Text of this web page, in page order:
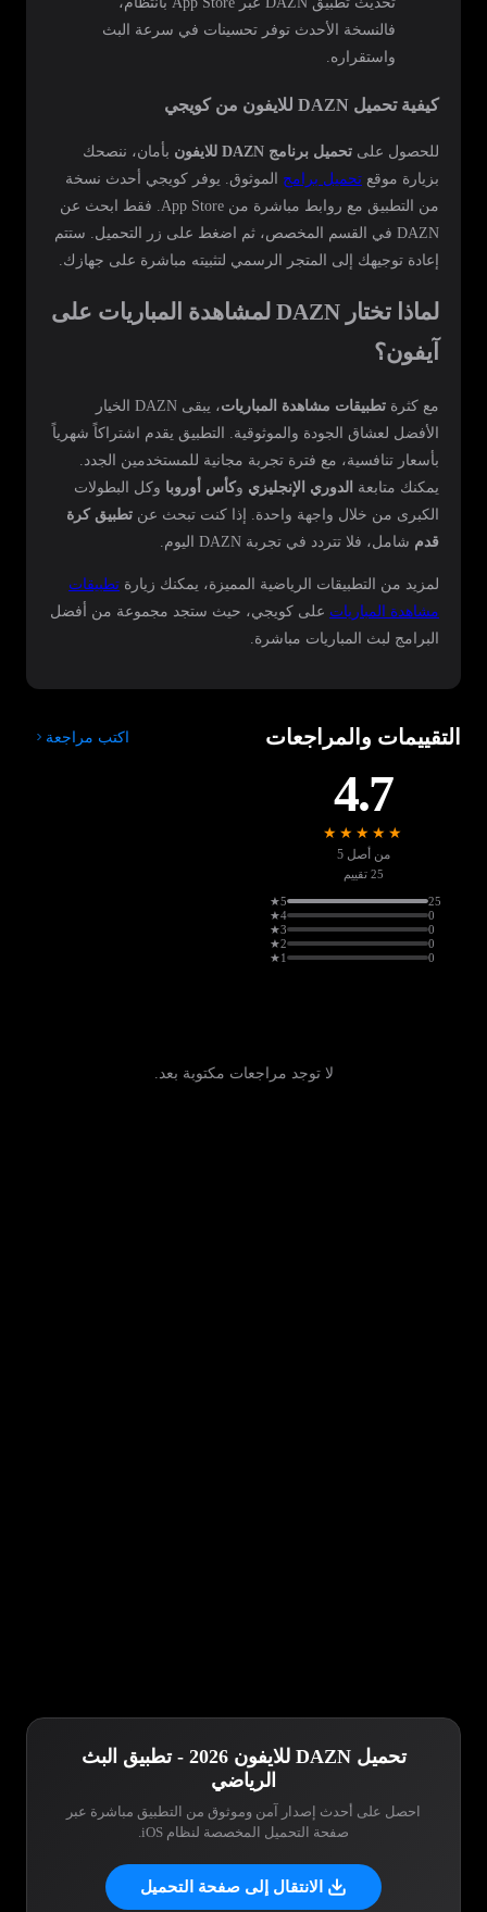
فالنسخة الأحدث توفر تحسينات في سرعة البث
واستقراره.
كيفية تحميل DAZN للايفون من كويجي
للحصول على تحميل برنامج DAZN للايفون
بأمان، ننصحك
بزيارة موقع تحميل برامج الموثوق. يوفر كويجي أحدث نسخة
من التطبيق مع روابط مباشرة من App Store. فقط ابحث عن
DAZN في القسم المخصص، ثم اضغط على زر التحميل. ستتم
إعادة توجيهك إلى المتجر الرسمي لتثبيته مباشرة على جهازك.
لماذا تختار DAZN لمشاهدة المباريات على
آيفون؟
مع كثرة تطبيقات مشاهدة المباريات
، يبقى DAZN الخيار
الأفضل لعشاق الجودة والموثوقية. التطبيق يقدم اشتراكاً شهرياً
بأسعار تنافسية، مع فترة تجربة مجانية للمستخدمين الجدد.
يمكنك متابعة الدوري الإنجليزي وكأس أوروبا وكل البطولات
الكبرى من خلال واجهة واحدة. إذا كنت تبحث عن تطبيق كرة
قدم شامل، فلا تتردد في تجربة DAZN اليوم.
لمزيد من التطبيقات الرياضية المميزة، يمكنك زيارة تطبيقات
مشاهدة المباريات على كويجي، حيث ستجد مجموعة من أفضل
البرامج لبث المباريات مباشرة.
التقييمات والمراجعات اكتب مراجعة
4.7
★★★★★
من أصل 5
25 تقييم
5★
25
4★
0
3★
0
2★
0
1★
0
لا توجد مراجعات مكتوبة بعد.
تحميل DAZN للايفون 2026 - تطبيق البث
الرياضي
احصل على أحدث إصدار آمن وموثوق من التطبيق مباشرة عبر
صفحة التحميل المخصصة لنظام iOS.
الانتقال إلى صفحة التحميل